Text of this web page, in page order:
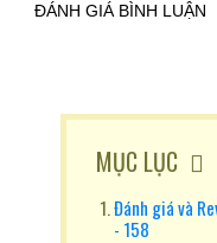
ĐÁNH GIÁ BÌNH LUẬN
MỤC LỤC
Đánh giá và
- 158